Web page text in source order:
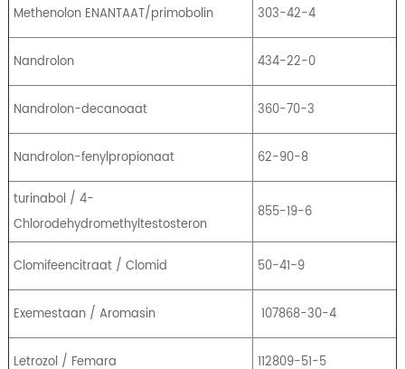
Methenolon ENANTAAT/primobolin 303-42-4
Nandrolon 434-22-0
Nandrolon-decanoaat 360-70-3
Nandrolon-fenylpropionaat 62-90-8
turinabol / 4-
Chlorodehydromethyltestosteron
855-19-6
Clomifeencitraat / Clomid 50-41-9
Exemestaan ​​/ Aromasin 107868-30-4
Letrozol / Femara 112809-51-5